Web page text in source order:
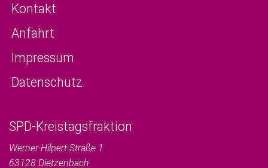
Kontakt
Anfahrt
Impressum
Datenschutz
SPD-Kreistagsfraktion
Werner-Hilpert-Straße 1
63128 Dietzenbach